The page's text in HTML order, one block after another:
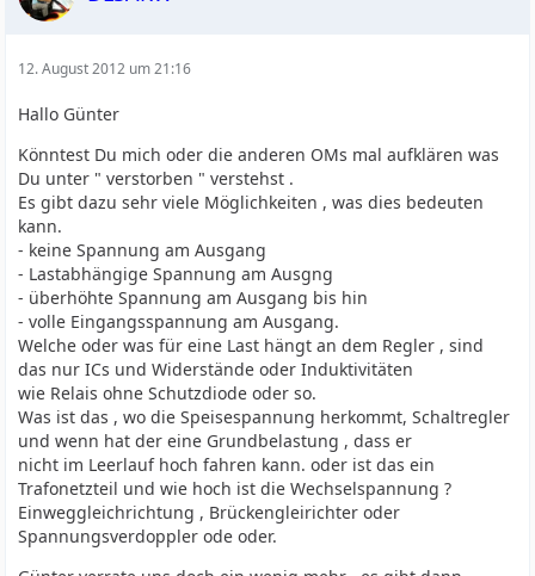
12. August 2012 um 21:16
Hallo Günter
Könntest Du mich oder die anderen OMs mal aufklären was
Du unter " verstorben " verstehst .
Es gibt dazu sehr viele Möglichkeiten , was dies bedeuten
kann.
- keine Spannung am Ausgang
- Lastabhängige Spannung am Ausgng
- überhöhte Spannung am Ausgang bis hin
- volle Eingangsspannung am Ausgang.
Welche oder was für eine Last hängt an dem Regler , sind
das nur ICs und Widerstände oder Induktivitäten
wie Relais ohne Schutzdiode oder so.
Was ist das , wo die Speisespannung herkommt, Schaltregler
und wenn hat der eine Grundbelastung , dass er
nicht im Leerlauf hoch fahren kann. oder ist das ein
Trafonetzteil und wie hoch ist die Wechselspannung ?
Einweggleichrichtung , Brückengleirichter oder
Spannungsverdoppler ode oder.